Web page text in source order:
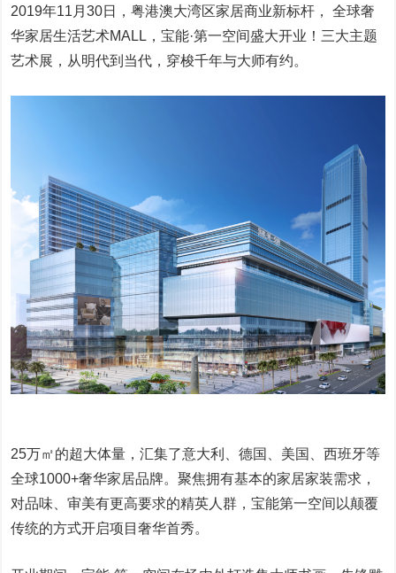
2019年11月30日，粤港澳大湾区家居商业新标杆， 全球奢
华家居生活艺术MALL，宝能·第一空间盛大开业！三大主题
艺术展，从明代到当代，穿梭千年与大师有约。
25万㎡的超大体量，汇集了意大利、德国、美国、西班牙等
全球1000+奢华家居品牌。聚焦拥有基本的家居家装需求，
对品味、审美有更高要求的精英人群，宝能第一空间以颠覆
传统的方式开启项目奢华首秀。